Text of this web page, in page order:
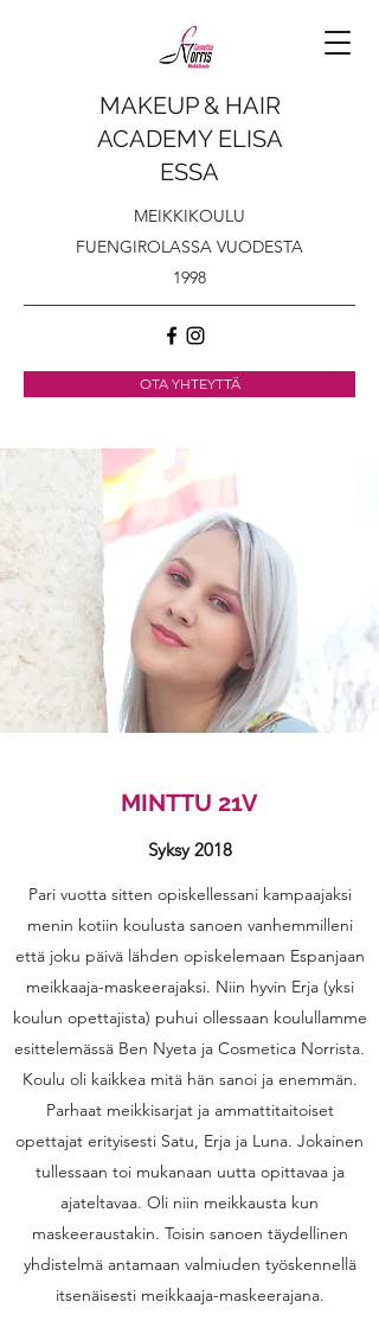
MAKEUP & HAIR
ACADEMY ELISA
ESSA
MEIKKIKOULU
FUENGIROLASSA VUODESTA
1998
OTA YHTEYTTÄ
MINTTU 21V
Syksy 2018
Pari vuotta sitten opiskellessani kampaajaksi
menin kotiin koulusta sanoen vanhemmilleni
että joku päivä lähden opiskelemaan Espanjaan
meikkaaja-maskeerajaksi. Niin hyvin Erja (yksi
koulun opettajista) puhui ollessaan koulullamme
esittelemässä Ben Nyeta ja Cosmetica Norrista.
Koulu oli kaikkea mitä hän sanoi ja enemmän.
Parhaat meikkisarjat ja ammattitaitoiset
opettajat erityisesti Satu, Erja ja Luna. Jokainen
tullessaan toi mukanaan uutta opittavaa ja
ajateltavaa. Oli niin meikkausta kun
maskeeraustakin. Toisin sanoen täydellinen
yhdistelmä antamaan valmiuden työskennellä
itsenäisesti meikkaaja-maskeerajana.